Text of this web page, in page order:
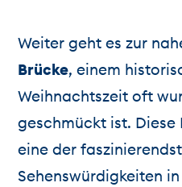
Weiter geht es zur
Brücke, einem
Weihnachtszeit oft
geschmückt ist. Diese
eine der
Sehenswürdigkeiten